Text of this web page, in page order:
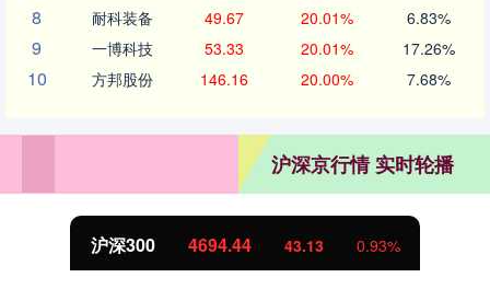
8 耐科装备 49.67 20.01% 6.83%
9 一博科技 53.33 20.01% 17.26%
10 方邦股份 146.16 20.00% 7.68%
沪深京行情 实时轮播
北证50 1134.24 11.37 1.01%